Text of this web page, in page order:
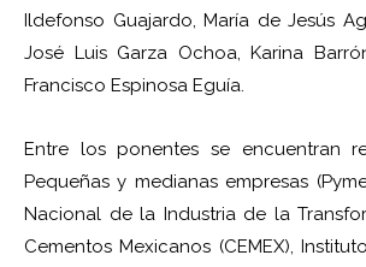
Ildefonso Guajardo, María de Jesús
José Luis Garza Ochoa, Karina
Francisco Espinosa Eguía.
Entre los ponentes se encuentran
Pequeñas y medianas empresas
Nacional de la Industria de la
Cementos Mexicanos (CEMEX),